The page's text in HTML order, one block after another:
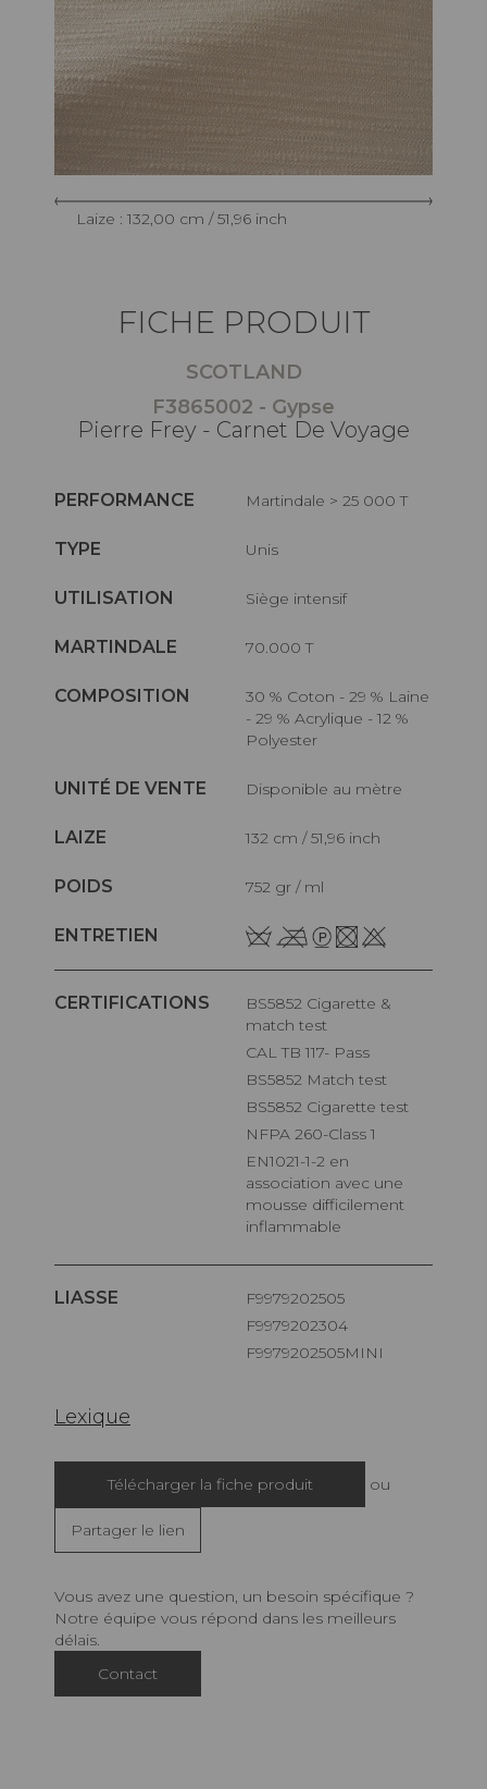
Laize : 132,00 cm / 51,96 inch
FICHE PRODUIT
SCOTLAND
F3865002 - Gypse
Pierre Frey - Carnet De Voyage
PERFORMANCE Martindale > 25 000 T
TYPE Unis
UTILISATION Siège intensif
MARTINDALE 70.000 T
COMPOSITION
30 % Coton - 29 % Laine
- 29 % Acrylique - 12 %
Polyester
UNITÉ DE VENTE Disponible au mètre
LAIZE 132 cm / 51,96 inch
POIDS 752 gr / ml
ENTRETIEN
CERTIFICATIONS
BS5852 Cigarette &
match test
CAL TB 117- Pass
BS5852 Match test
BS5852 Cigarette test
NFPA 260-Class 1
EN1021-1-2 en
association avec une
mousse difficilement
inflammable
LIASSE
F9979202505
F9979202304
F9979202505MINI
Lexique
Télécharger la fiche produit ou
Partager le lien
Vous avez une question, un besoin spécifique ?
Notre équipe vous répond dans les meilleurs
délais.
Contact